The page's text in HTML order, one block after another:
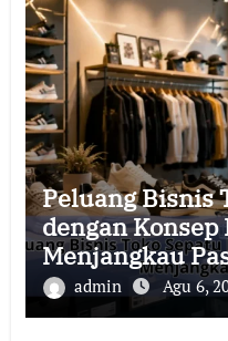
Peluang Bisnis
dengan
Menjangkau
admin Agu 6,